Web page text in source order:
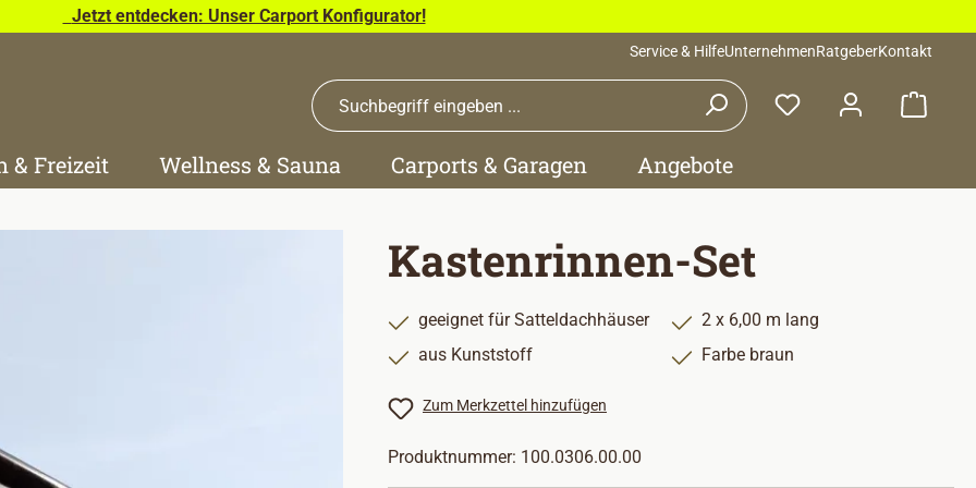
Jetzt entdecken: Unser Carport Konfigurator!
Service & HilfeUnternehmenRatgeberKontakt
& Freizeit Wellness & Sauna Carports & Garagen Angebote
Kastenrinnen-Set
geeignet für Satteldachhäuser
2 x 6,00 m lang
aus Kunststoff
Farbe braun
Zum Merkzettel hinzufügen
Produktnummer: 100.0306.00.00